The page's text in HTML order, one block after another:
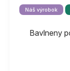
Náš výrobok
Bavlneny